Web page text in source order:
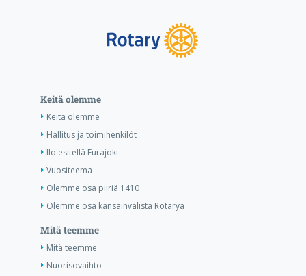
Keitä olemme
Keitä olemme
Hallitus ja toimihenkilöt
Ilo esitellä Eurajoki
Vuositeema
Olemme osa piiriä 1410
Olemme osa kansainvälistä Rotarya
Mitä teemme
Mitä teemme
Nuorisovaihto